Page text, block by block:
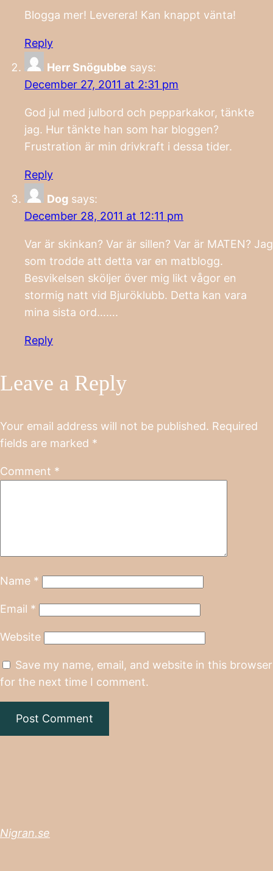
Blogga mer! Leverera! Kan knappt vänta!
Reply
Herr Snögubbe says:
December 27, 2011 at 2:31 pm
God jul med julbord och pepparkakor, tänkte
jag. Hur tänkte han som har bloggen?
Frustration är min drivkraft i dessa tider.
Reply
Dog says:
December 28, 2011 at 12:11 pm
Var är skinkan? Var är sillen? Var är MATEN? Jag
som trodde att detta var en matblogg.
Besvikelsen sköljer över mig likt vågor en
stormig natt vid Bjuröklubb. Detta kan vara
mina sista ord…….
Reply
Leave a Reply
Your email address will not be published. Required
fields are marked *
Comment *
Name *
Email *
Website
Save my name, email, and website in this browser
for the next time I comment.
Nigran.se